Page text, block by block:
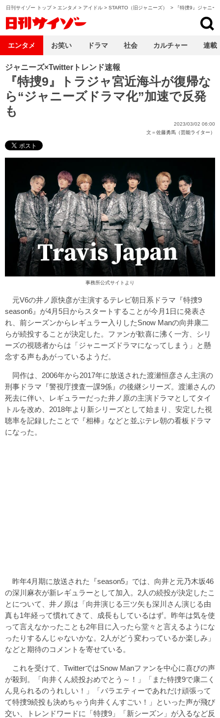
日刊サイゾー トップ> エンタメ > アイドル > STARTO（旧ジャニーズ） > 『特捜9』ジャニー
ジャニーズ×Twitterトレンド速報
『特捜9』トラジャ宮近海斗が復帰な
ら“ジャニーズドラマ化”加速で反発
も
2023/03/02 06:00
文＝佐藤勇馬（芸能ライター）
事務所公式サイトより
元V6の井ノ原快彦が主演するテレビ朝日系ドラマ『特捜9
season6』が4月5日からスタートすることが今月1日に発表さ
れ、前シーズンからレギュラー入りしたSnow Manの向井康二
らが続投することが決定した。ファンが歓喜に沸く一方、シリ
ーズの視聴者からは「ジャニーズドラマになってしまう」と懸
念する声もあがっているようだ。
同作は、2006年から2017年に放送された渡瀬恒彦さん主演の
刑事ドラマ『警視庁捜査一課9係』の後継シリーズ。渡瀬さんの
死去に伴い、レギュラーだった井ノ原の主演ドラマとしてタイ
トルを改め、2018年より新シリーズとして始まり、安定した視
聴率を記録したことで『相棒』などと並ぶテレ朝の看板ドラマ
になった。
昨年4月期に放送された『season5』では、向井と元乃木坂46
の深川麻衣が新レギュラーとして加入。2人の続投が決定したこ
とについて、井ノ原は「向井演じる三ツ矢も深川さん演じる由
真も1年経って慣れてきて、成長もしているはず。昨年は気を使
って言えなかったことも2年目に入ったら堂々と言えるようにな
ったりするんじゃないかな。2人がどう変わっているか楽しみ」
などと期待のコメントを寄せている。
これを受けて、TwitterではSnow Manファンを中心に喜びの声
が殺到。「向井くん続投おめでとう～！」「また特捜9で康二く
ん見られるのうれしい！」「バラエティーであれだけ頑張って
て特捜9続投も決めちゃう向井くんすごい！」といった声が飛び
交い、トレンドワードに「特捜9」「新シーズン」が入るなど反
エンタメ お笑い ドラマ 社会 カルチャー 連載